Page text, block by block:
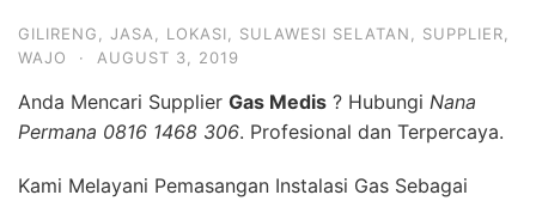
GILIRENG JASA LOKASI SULAWESI SELATAN SUPPLIER
WAJO
· AUGUST 3, 2019
Anda Mencari Supplier Gas Medis ? Hubungi Nana
Permana 0816 1468 306. Profesional dan Terpercaya.
Kami Melayani Pemasangan Instalasi Gas Sebagai